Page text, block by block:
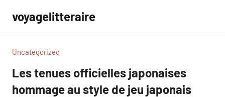
contenu
voyagelitteraire
Uncategorized
Les tenues officielles japonaises
hommage au style de jeu japonais